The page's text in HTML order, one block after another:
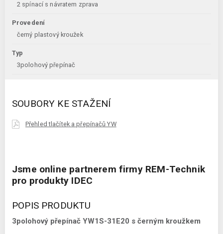
2 spínací s návratem zprava
Provedení
černý plastový kroužek
Typ
3polohový přepínač
SOUBORY KE STAŽENÍ
Přehled tlačítek a přepínačů YW
Jsme online partnerem firmy REM-Technik
pro produkty IDEC
POPIS PRODUKTU
3polohový přepínač YW1S-31E20 s černým kroužkem